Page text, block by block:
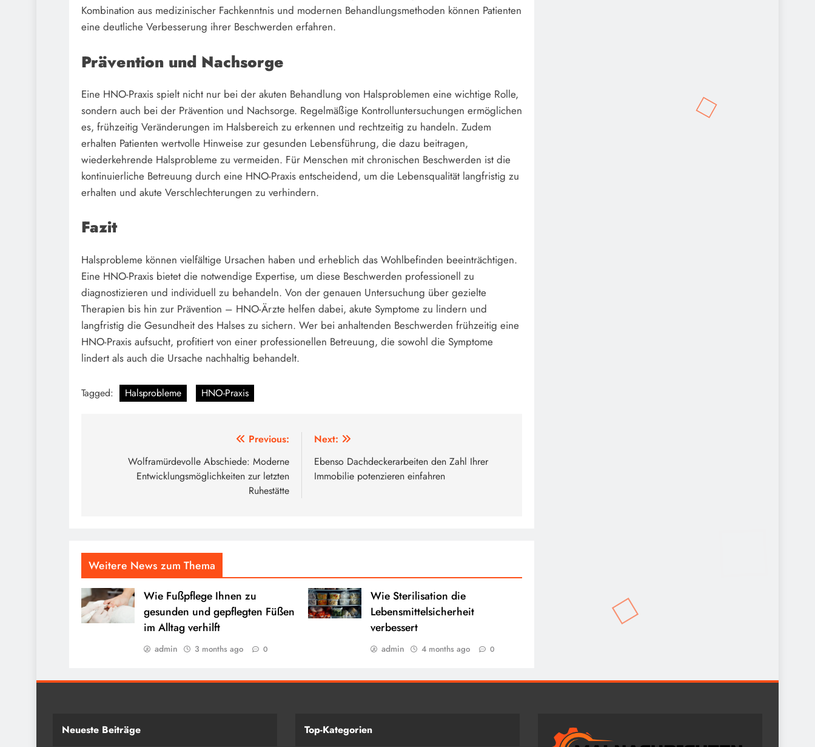
Kombination aus medizinischer Fachkenntnis und modernen Behandlungsmethoden können Patienten
eine deutliche Verbesserung ihrer Beschwerden erfahren.
Prävention und Nachsorge
Eine HNO-Praxis spielt nicht nur bei der akuten Behandlung von Halsproblemen eine wichtige Rolle,
sondern auch bei der Prävention und Nachsorge. Regelmäßige Kontrolluntersuchungen ermöglichen
es, frühzeitig Veränderungen im Halsbereich zu erkennen und rechtzeitig zu handeln. Zudem
erhalten Patienten wertvolle Hinweise zur gesunden Lebensführung, die dazu beitragen,
wiederkehrende Halsprobleme zu vermeiden. Für Menschen mit chronischen Beschwerden ist die
kontinuierliche Betreuung durch eine HNO-Praxis entscheidend, um die Lebensqualität langfristig zu
erhalten und akute Verschlechterungen zu verhindern.
Fazit
Halsprobleme können vielfältige Ursachen haben und erheblich das Wohlbefinden beeinträchtigen.
Eine HNO-Praxis bietet die notwendige Expertise, um diese Beschwerden professionell zu
diagnostizieren und individuell zu behandeln. Von der genauen Untersuchung über gezielte
Therapien bis hin zur Prävention – HNO-Ärzte helfen dabei, akute Symptome zu lindern und
langfristig die Gesundheit des Halses zu sichern. Wer bei anhaltenden Beschwerden frühzeitig eine
HNO-Praxis aufsucht, profitiert von einer professionellen Betreuung, die sowohl die Symptome
lindert als auch die Ursache nachhaltig behandelt.
Tagged: Halsprobleme HNO-Praxis
navigation
Previous:
Wolframürdevolle Abschiede: Moderne
Entwicklungsmöglichkeiten zur letzten
Ruhestätte
Next:
Ebenso Dachdeckerarbeiten den Zahl Ihrer
Immobilie potenzieren einfahren
Weitere News zum Thema
Wie Fußpflege Ihnen zu
gesunden und gepflegten Füßen
im Alltag verhilft
admin 3 months ago 0
Wie Sterilisation die
Lebensmittelsicherheit
verbessert
admin 4 months ago 0
Neueste Beiträge Top-Kategorien